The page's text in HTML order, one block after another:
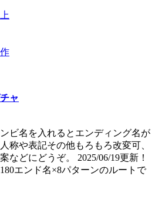
ャ
ビ名を入れるとエンディング名が
称や表記その他もろもろ改変可、
などにどうぞ。 2025/06/19更新！
エンド名×8パターンのルートで